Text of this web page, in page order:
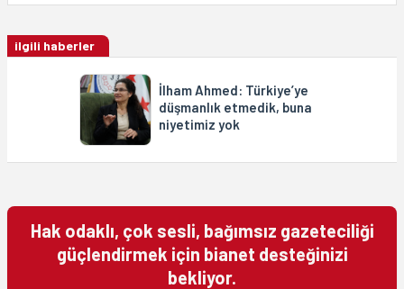
ilgili haberler
İlham Ahmed: Türkiye’ye
düşmanlık etmedik, buna
niyetimiz yok
Hak odaklı, çok sesli, bağımsız gazeteciliği
güçlendirmek için bianet desteğinizi
bekliyor.